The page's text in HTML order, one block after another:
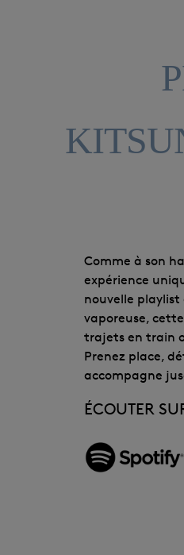
Comme à son
expérience
nouvelle playlist
vaporeuse,
trajets en train
Prenez place,
accompagne
ÉCOUTER